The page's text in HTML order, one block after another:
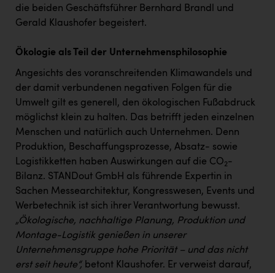
Maximarkt
Österreichischer Kachelofenverband
Orlen
Passage Linz
PEZ
PÜSPÖK
REMAX
RE/MAX Welcome
Resch&Frisch
RUBBLE MASTER
Ruderclub Wels
die beiden Geschäftsführer Bernhard Brandl und
Gerald Klaushofer begeistert.
Ökologie als Teil der Unternehmensphilosophie
Angesichts des voranschreitenden Klimawandels und
der damit verbundenen negativen Folgen für die
Umwelt gilt es generell, den ökologischen Fußabdruck
möglichst klein zu halten. Das betrifft jeden einzelnen
Menschen und natürlich auch Unternehmen. Denn
Produktion, Beschaffungsprozesse, Absatz- sowie
Logistikketten haben Auswirkungen auf die CO2-
Bilanz. STANDout GmbH als führende Expertin in
Sachen Messearchitektur, Kongresswesen, Events und
Werbetechnik ist sich ihrer Verantwortung bewusst.
„Ökologische, nachhaltige Planung, Produktion und
Montage-Logistik genießen in unserer
Unternehmensgruppe hohe Priorität – und das nicht
erst seit heute“, betont Klaushofer. Er verweist darauf,